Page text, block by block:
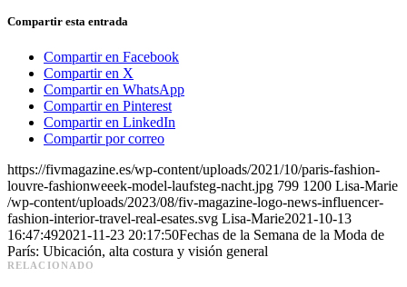
Compartir esta entrada
Compartir en Facebook
Compartir en X
Compartir en WhatsApp
Compartir en Pinterest
Compartir en LinkedIn
Compartir por correo
https://fivmagazine.es/wp-content/uploads/2021/10/paris-fashion-
louvre-fashionweeek-model-laufsteg-nacht.jpg 799 1200 Lisa-Marie
/wp-content/uploads/2023/08/fiv-magazine-logo-news-influencer-
fashion-interior-travel-real-esates.svg Lisa-Marie2021-10-13
16:47:492021-11-23 20:17:50Fechas de la Semana de la Moda de
París: Ubicación, alta costura y visión general
RELACIONADO